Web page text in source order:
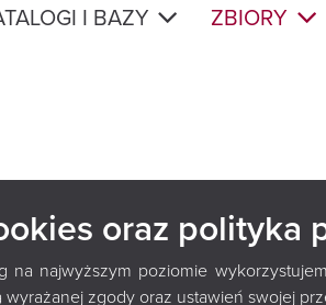
oraz polityka
na najwyższym poziomie
zgody oraz ustawień swojej
I BAZY ZBIORY